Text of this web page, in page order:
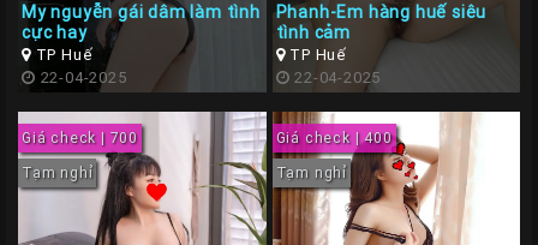
My nguyễn gái dâm làm tình
cực hay
TP Huế
22-04-2025
Phanh-Em hàng huế siêu
tình cảm
TP Huế
22-04-2025
Giá check | 700
Tạm nghỉ
Giá check | 400
Tạm nghỉ